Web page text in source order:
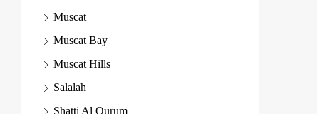
Muscat
Muscat Bay
Muscat Hills
Salalah
Shatti Al Qurum